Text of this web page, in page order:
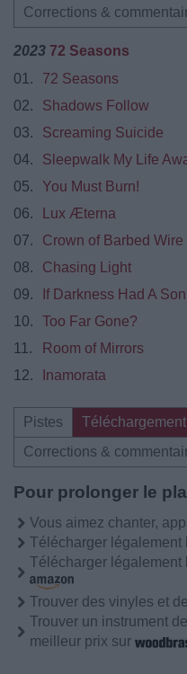
Corrections &
2023 72 Seasons
01.
72 Seasons
02.
Shadows Follow
03.
Screaming Suicide
04.
Sleepwalk My Life
05.
You Must Burn!
06.
Lux Æterna
07.
Crown of Barbed Wire
08.
Chasing Light
09.
If Darkness Had A Son
10.
Too Far Gone?
11.
Room of Mirrors
12.
Inamorata
Pistes
Téléchargement
Corrections &
Pour prolonger le
Vous aimez chanter,
Télécharger légalement
Télécharger légalement
Trouver des vinyles et
Trouver un instrument
meilleur prix sur